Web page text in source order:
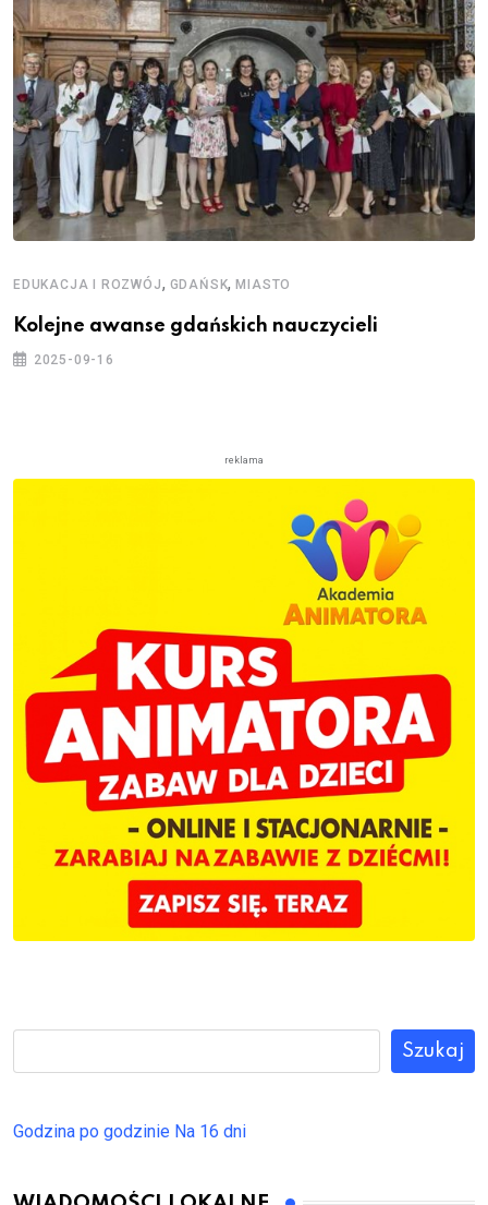
EDUKACJA I ROZWÓJ, GDAŃSK,MIASTO
Kolejne awanse gdańskich nauczycieli
2025-09-16
reklama
Szukaj
Godzina po godzinie Na 16 dni